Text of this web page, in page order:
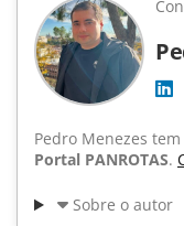
Pedro Menezes tem
Portal PANROTAS.
Sobre o autor